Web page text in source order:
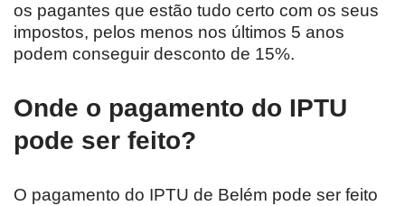
os pagantes que estão tudo certo com os seus
impostos, pelos menos nos últimos 5 anos
podem conseguir desconto de 15%.
Onde o pagamento do IPTU
pode ser feito?
O pagamento do IPTU de Belém pode ser feito